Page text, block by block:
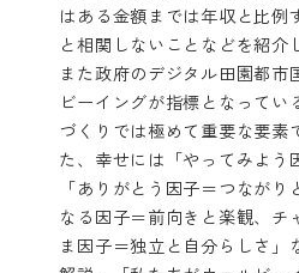
はある金額までは年収と比例
と相関しないことなどを紹介
また政府のデジタル田園都
ビーイングが指標となってい
づくりでは極めて重要な要素
た、幸せには「やってみよう
「ありがとう因子＝つなが
なる因子＝前向きと楽観、チ
ま因子＝独立と自分らしさ」